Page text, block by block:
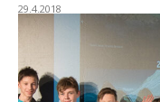
29.4.2018